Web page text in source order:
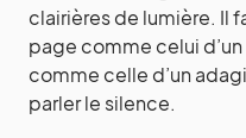
clairières de lumière. Il
page comme celui
comme celle d’un
parler le silence.